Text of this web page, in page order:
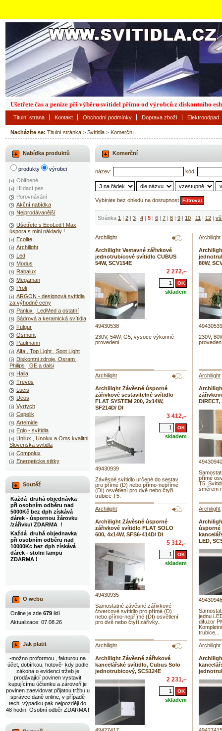
Nacházíte se: Titulní stránka > Svítidla > Komerční
Komerční
název: kód:
Vybíráte bez ohledu na dostupnost
Stránka 1 | 2 | 3 | 4 | 5 | 6 | 7 | 8 | 9 | 10 | 11 | 12 |
Archilight
Archilight Vestavné zářivkové
jednotrubicové svítidlo CUBUS
54W, SCV154E
2 272,–
skladem
49430538
230V, 54W, G5, vysoce výkonné
provedení
Archilight
80W,
49430539
230V,
Archilight
Archilight Závěsné úsporné
zářivkové sestavitelné svítidlo
FLAT SYSTEM 200, 2x14W,
SF214D/ DI
3 412,–
skladem
49430939
Závěsné svítidlo určené do sestav
pro přímé (D) nebo přímo-nepřímé
(DI) osvětlení pro dvě nebo čtyři
trubice T5.
Archilight
DIRECT,
49430940
přímé
T5.
směrem
Archilight
Archilight Závěsné úsporné
zářivkové svítidlo FLAT SOLO
600, 4x14W, SFS6-414D/ DI
5 312,–
skladem
49430935
Samostatné závěsné zářivkové
čtvercové svítidlo pro přímé (D)
nebo přímo-nepřímé (DI) osvětlení
pro dvě nebo čtyři zářivky..
Archilight
úsporné
LED,
49430946
jednu
difuzor
trubice,..
Archilight
Archilight Závěsné zářivkové
kancelářské svítidlo, Cubus Solo
jednotrubicový, SCS124E
2 231,–
skladem
Archilight
Nabídka produktů
produkty
výrobci
Oblíbené
Hlídací pes
Porovnávání
Akční nabídka
Nejprodávanější
Ušetřete s EcoLed ! Max
úspora s mini náklady !
Ecolite
Archilight
Led
Modus
Rabalux
Megaman
Proli
ARGON - designová svítidla
za výhodné ceny
Panlux , LedMed a ostatní
Sádrová a keramická svítidla
Fulgur
Osmont
Paulmann
Alfa , Top Light , Spot Light
Diskontni zdroje, Osram ,
Philips , GE a dalsi
Halla
Trevos
Lucis
Deos
Vyrtych
Cepelik
Artemide
Eglo - svítidla
Unilux , Unolux a Oms kvalitni
Slovenska svitidla
Compolux
Energeticke stitky
Soutěž
Každá druhá objednávka
při osobním odběru nad
5000Kč bez dph získává
dárek - úspornou žárovku
/zářivku/ ZDARMA !
Každá druhá objednavka
při osobním odběru nad
10000Kc bez dph získává
dárek - stolni lampu
ZDARMA !
O webu
Online je zde 679 lidí
Aktualizace: 07.08.26
Jak platit
-možno proformou , fakturou na
účet, dobírkou, hotově- kdy podle
zákona o evidenci tržeb je
prodávající povinen vystavit
kupujícímu účtenku a zároveň je
povinen zaevidovat přijatou tržbu u
správce daně online, v případě
tech. výpadku pak nejpozději do
48 hodin. Osobní odběr ZDARMA !
Titulní strana Kontakt Obchodní podmínky Doprava zboží Elektroodpad
Ušetřete čas a peníze při výběru svítidel přímo od výrobců z diskontního